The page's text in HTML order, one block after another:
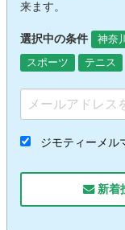
来ます。
選択中の条件 神奈
スポーツ
テニス
ジモティーメル
新着